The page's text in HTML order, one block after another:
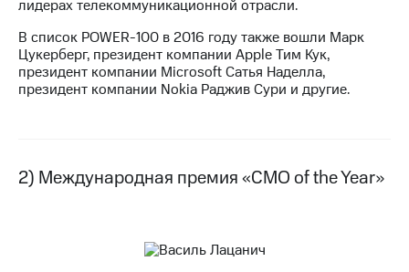
в
регионе
и акционерам
секретарь
акционерам
лидерах телекоммуникационной отрасли.
В список POWER-100 в 2016 году также вошли Марк
Цукерберг, президент компании Apple Тим Кук,
президент компании Microsoft Сатья Наделла,
президент компании Nokia Раджив Сури и другие.
2) Международная премия «CMO of the Year»